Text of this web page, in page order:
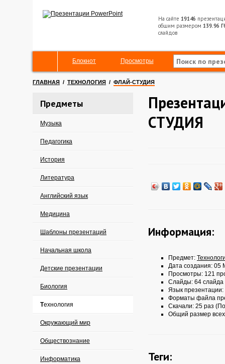
На сайте 19146
общим размером 139.96
слайдов
Блокнот Просмотры
ГЛАВНАЯ / ТЕХНОЛОГИЯ / ФЛАЙ-СТУДИЯ
Предметы
Музыка
Педагогика
История
Литература
Английский язык
Медицина
Шаблоны презентаций
Начальная школа
Детские презентации
Биология
Технология
Окружающий мир
Обществознание
Информатика
СТУДИЯ
Информация:
Предмет:
Дата создания: 05
Просмотры: 121
Слайды: 64 слайда
Язык презентации:
Форматы файла
Скачали: 25 раз
Общий размер
Теги: